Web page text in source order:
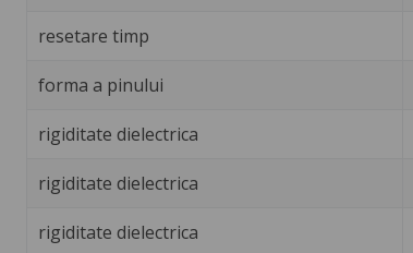
resetare timp
forma a pinului
rigiditate dielectrica
rigiditate dielectrica
rigiditate dielectrica